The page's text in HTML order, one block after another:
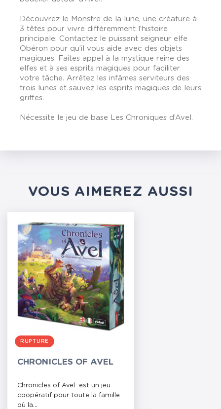
Découvrez le Monstre de la lune, une créature à
3 têtes pour vivre différemment l’histoire
principale. Contactez le puissant seigneur elfe
Obéron pour qu’il vous aide avec des objets
magiques. Faites appel à la mystique reine des
elfes et à ses esprits magiques pour faciliter
votre tâche. Arrêtez les infâmes serviteurs des
trois lunes et sauvez les esprits magiques de leurs
griffes.
Nécessite le jeu de base Les Chroniques d’Avel.
VOUS AIMEREZ AUSSI
RUPTURE
CHRONICLES OF AVEL
Chronicles of Avel est un jeu
coopératif pour toute la famille
où la...